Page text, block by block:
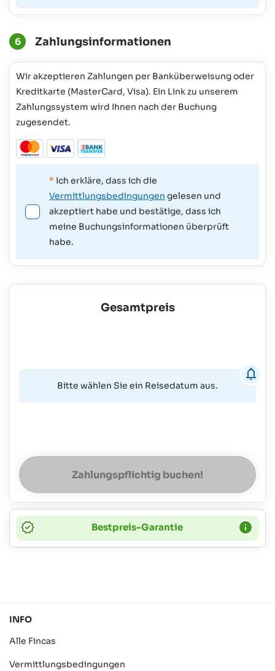
6 Zahlungsinformationen
Wir akzeptieren Zahlungen per Banküberweisung oder
Kreditkarte (MasterCard, Visa). Ein Link zu unserem
Zahlungssystem wird Ihnen nach der Buchung
zugesendet.
* Ich erkläre, dass ich die
Vermittlungsbedingungen gelesen und
akzeptiert habe und bestätige, dass ich
meine Buchungsinformationen überprüft
habe.
Gesamtpreis
Bitte wählen Sie ein Reisedatum aus.
Zahlungspflichtig buchen!
Bestpreis-Garantie
INFO
Alle Fincas
Vermittlungsbedingungen